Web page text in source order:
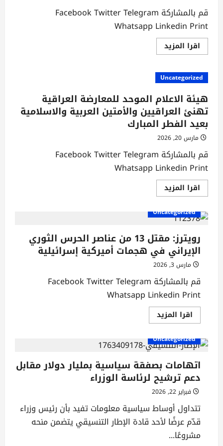
الدكتور
أيهم
السامرائي
بوفاة
المغفور
له
“إبن
شقيقته”
قم بالمشاركة Facebook Twitter Telegram
Whatsapp Linkedin Print
اقرا المزيداقرأ
المزيد
Uncategorized
هيئة الاعلام الموحد للمعارضة العراقية
تهنئ العراقيين والأمتين العربية والاسلامية
بعيد الفطر المبارك
مارس 20, 2026
قم بالمشاركة Facebook Twitter Telegram
Whatsapp Linkedin Print
اقرا المزيداقرأ
المزيد
هيئة
الاعلام
العراقية
تهنئ
العراقيين
والأمتين
العربية
والاسلامية
بعيد
الفطر
المبارك
Uncategorized
رويترز: مقتل 13 من عناصر الحرس الثوري
الإيراني في هجمات أميركية إسرائيلية
مارس 3, 2026
قم بالمشاركة Facebook Twitter Telegram
Whatsapp Linkedin Print
اقرا المزيداقرأ
المزيد
رويترز:
مقتل
13
من
عناصر
الحرس
الثوري
الإيراني
في
هجمات
أميركية
إسرائيلية
Uncategorized
اتهامات بصفقة سياسية بمليار دولار مقابل
دعم ترشيح لرئاسة الوزراء
فبراير 22, 2026
تتداول أوساط سياسية معلومات تفيد بأن رئيس وزراء
قدّم عرضًا لأحد قادة الإطار التنسيقي يتضمن منحه
مشروعًا...